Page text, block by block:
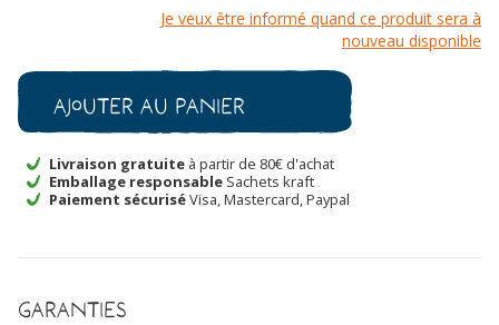
Ambrosita
Bio
Je veux être informé quand ce produit sera à
nouveau disponible
Ajouter au panier
Livraison gratuite à partir de 80€ d'achat
Emballage responsable Sachets kraft
Paiement sécuriséVisa, Mastercard, Paypal
Garanties